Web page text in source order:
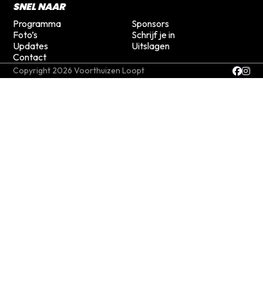
SNEL NAAR
Programma
Sponsors
Foto’s
Schrijf je in
Updates
Uitslagen
Contact
Copyright 2026 Voorthuizen Loopt